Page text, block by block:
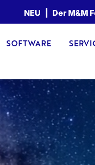
NEU | Der M&M
SOFTWARE